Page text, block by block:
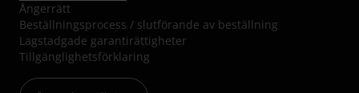
Ångerrätt
Beställningsprocess / slutförande av beställning
Lagstadgade garantirättigheter
Tillgänglighetsförklaring